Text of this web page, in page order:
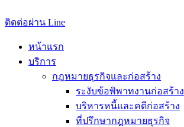
ติดต่อผ่าน Line
หน้าแรก
บริการ
กฎหมายธุรกิจและก่อสร้าง
ระงับข้อพิพาทงานก่อสร้าง
บริหารหนี้และคดีก่อสร้าง
ที่ปรึกษากฎหมายธุรกิจ